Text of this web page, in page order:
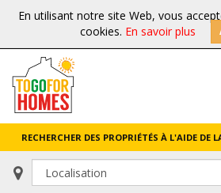
En utilisant notre site Web, vous
cookies. En savoir plus
RECHERCHER DES PROPRIÉTÉS À L'AIDE DE